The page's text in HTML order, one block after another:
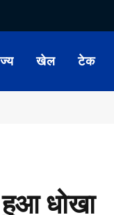
खेल टेक
धोखा